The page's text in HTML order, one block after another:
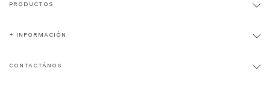
PRODUCTOS
+ INFORMACIÓN
CONTACTÁNOS